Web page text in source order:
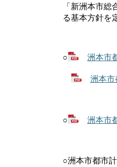
「新洲本市
る基本方針を
○ 洲本市
洲本
○ 洲本市
○洲本市都市